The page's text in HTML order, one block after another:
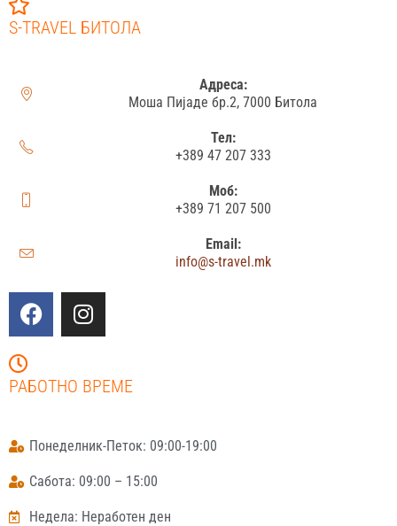
S-TRAVEL БИТОЛА
Адреса:
Моша Пијаде бр.2, 7000 Битола
Тел:
+389 47 207 333
Моб:
+389 71 207 500
Email:
info@s-travel.mk
РАБОТНО ВРЕМЕ
Понеделник-Петок: 09:00-19:00
Сабота: 09:00 – 15:00
Недела: Неработен ден